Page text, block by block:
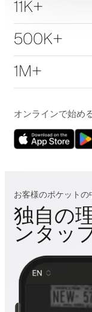
11K+
500K+
1M+
オンラインで始め
お客様のポケット
独自の
ンタッ